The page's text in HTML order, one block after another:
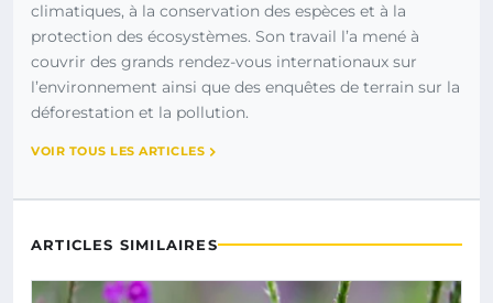
climatiques, à la conservation des espèces et à la
protection des écosystèmes. Son travail l’a mené à
couvrir des grands rendez-vous internationaux sur
l’environnement ainsi que des enquêtes de terrain sur la
déforestation et la pollution.
VOIR TOUS LES ARTICLES
ARTICLES SIMILAIRES